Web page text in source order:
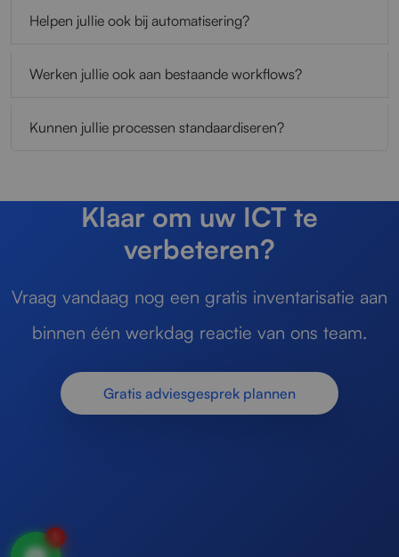
Helpen jullie ook bij automatisering?
Werken jullie ook aan bestaande workflows?
Kunnen jullie processen standaardiseren?
Klaar om uw ICT te
verbeteren?
Vraag vandaag nog een gratis inventarisatie aan
binnen één werkdag reactie van ons team.
Gratis adviesgesprek plannen